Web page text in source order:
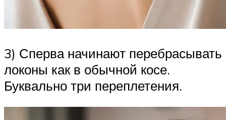
3) Сперва начинают перебрасывать
локоны как в обычной косе.
Буквально три переплетения.